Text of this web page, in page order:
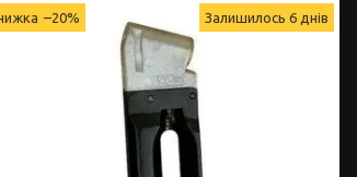
–20% Залишилось 6 днів